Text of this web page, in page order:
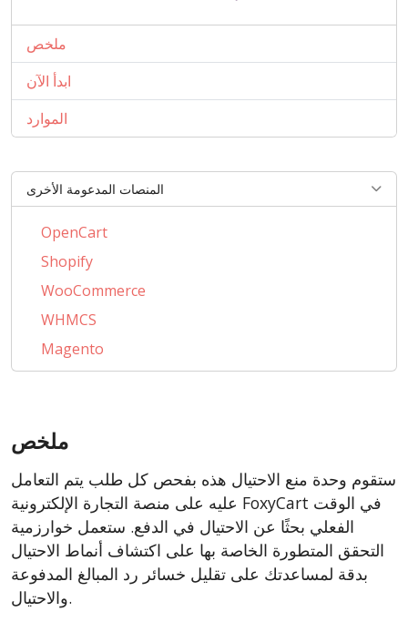
ملخص
ابدأ الآن
الموارد
المنصات المدعومة الأخرى
OpenCart
Shopify
WooCommerce
WHMCS
Magento
PrestaShop
AbanteCart
CubeCart
LiteCart
ZenCart
PinnacleCart
Easy Digital Downloads
ملخص
ستقوم وحدة منع الاحتيال هذه بفحص كل طلب يتم التعامل
عليه على منصة التجارة الإلكترونية FoxyCart في الوقت
الفعلي بحثًا عن الاحتيال في الدفع. ستعمل خوارزمية
التحقق المتطورة الخاصة بها على اكتشاف أنماط الاحتيال
بدقة لمساعدتك على تقليل خسائر رد المبالغ المدفوعة
والاحتيال.